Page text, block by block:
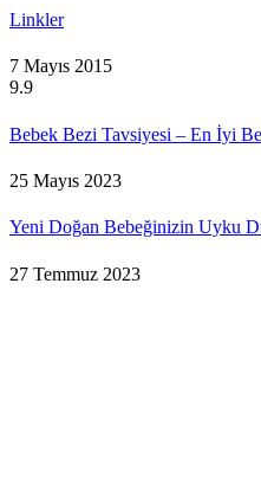
Linkler
7 Mayıs 2015
9.9
Bebek Bezi Tavsiyesi – En İyi
25 Mayıs 2023
Yeni Doğan Bebeğinizin Uyku
27 Temmuz 2023